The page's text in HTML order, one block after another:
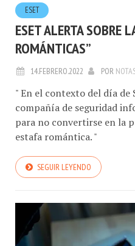
ESET
ESET ALERTA SOBRE
ROMÁNTICAS”
14.FEBRERO.2022 POR
" En el contexto del día de
compañía de seguridad
para no convertirse en la
estafa romántica. "
SEGUIR LEYENDO